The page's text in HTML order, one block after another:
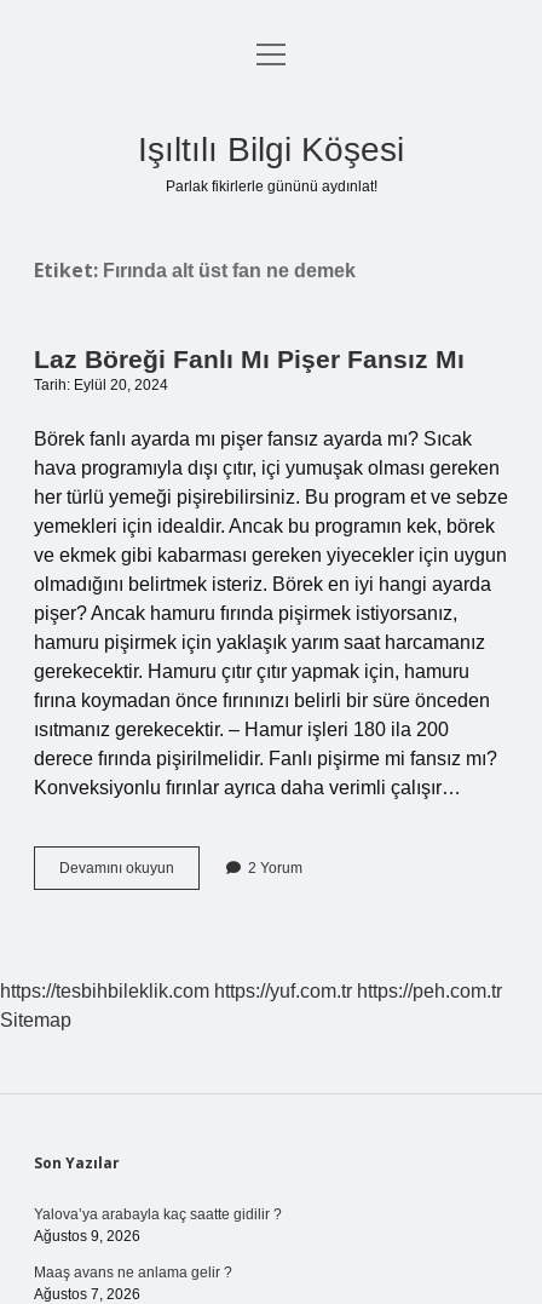
Anasayfa
Yasal Uyarı
menüyü
Işıltılı Bilgi Köşesi
Parlak fikirlerle gününü aydınlat!
Etiket: Fırında alt üst fan ne demek
Laz Böreği Fanlı Mı Pişer Fansız Mı
Tarih: Eylül 20, 2024
Börek fanlı ayarda mı pişer fansız ayarda mı? Sıcak
hava programıyla dışı çıtır, içi yumuşak olması gereken
her türlü yemeği pişirebilirsiniz. Bu program et ve sebze
yemekleri için idealdir. Ancak bu programın kek, börek
ve ekmek gibi kabarması gereken yiyecekler için uygun
olmadığını belirtmek isteriz. Börek en iyi hangi ayarda
pişer? Ancak hamuru fırında pişirmek istiyorsanız,
hamuru pişirmek için yaklaşık yarım saat harcamanız
gerekecektir. Hamuru çıtır çıtır yapmak için, hamuru
fırına koymadan önce fırınınızı belirli bir süre önceden
ısıtmanız gerekecektir. – Hamur işleri 180 ila 200
derece fırında pişirilmelidir. Fanlı pişirme mi fansız mı?
Konveksiyonlu fırınlar ayrıca daha verimli çalışır…
Devamını okuyun
Böreği
Mı
2 Yorum
https://tesbihbileklik.com https://yuf.com.tr https://peh.com.tr
Sitemap
Sidebar
Son Yazılar
Yalova’ya arabayla kaç saatte gidilir ?
Ağustos 9, 2026
Maaş avans ne anlama gelir ?
Ağustos 7, 2026